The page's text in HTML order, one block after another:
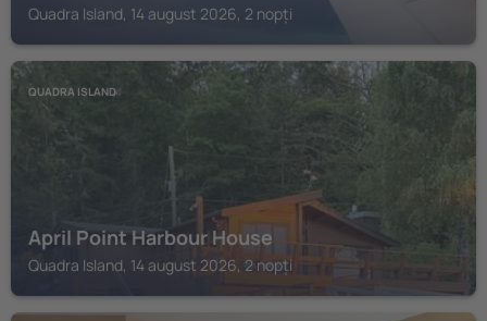
Quadra Island, 14 august 2026, 2 nopți
QUADRA ISLAND
April Point Harbour House
Quadra Island, 14 august 2026, 2 nopți